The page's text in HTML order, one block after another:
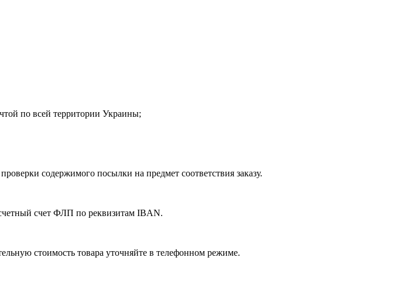
по всей территории Украины;
содержимого посылки на предмет соответствия заказу.
счет ФЛП по реквизитам IBAN.
стоимость товара уточняйте в телефонном режиме.